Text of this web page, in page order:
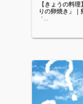
【きょうの料
りの卵焼き」｜
「...